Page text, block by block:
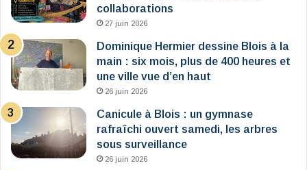
collaborations
27 juin 2026
Dominique Hermier dessine Blois à la
main : six mois, plus de 400 heures et
une ville vue d’en haut
26 juin 2026
Canicule à Blois : un gymnase
rafraîchi ouvert samedi, les arbres
sous surveillance
26 juin 2026